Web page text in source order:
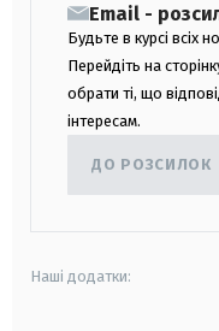
Email -
Будьте в курсі всіх
Перейдіть на
обрати ті, що
інтересам.
ДО РОЗСИЛОК
Наші додатки: